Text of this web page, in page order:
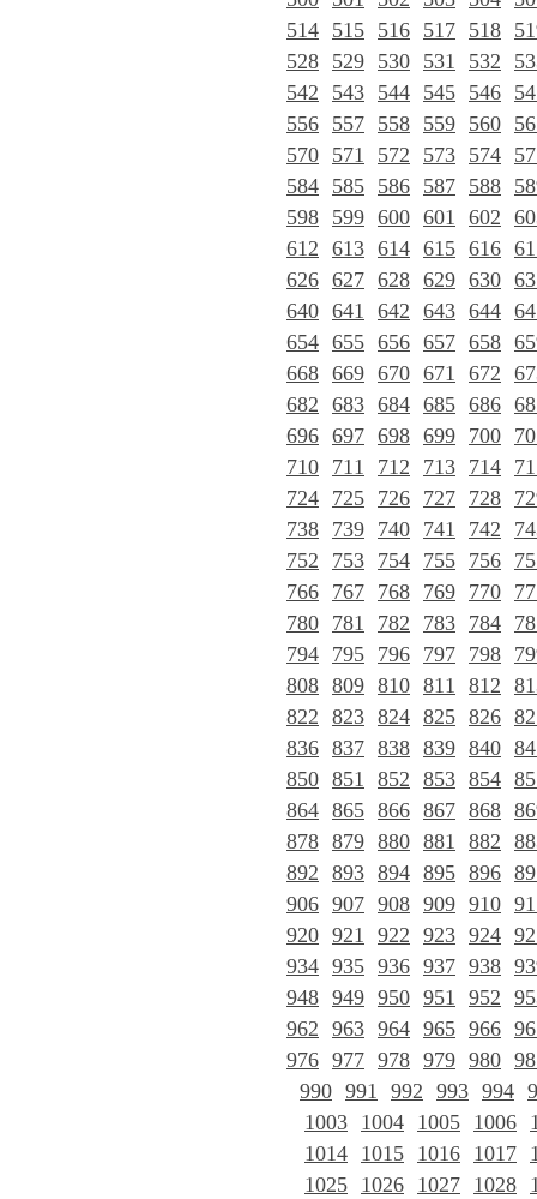
514 515 516 517 518
528 529 530 531 532
542
543 544 545 546
556 557 558 559 560
570 571 572 573 574
584 585 586 587 588
598 599 600 601 602
612 613 614 615 616
626 627 628 629 630
640 641 642 643 644
654 655 656 657 658
668 669 670 671 672
682 683 684 685 686
696 697 698 699 700
710 711 712 713 714
724 725 726 727 728
738 739 740 741 742
752
753 754 755 756
766 767 768 769 770
780 781 782 783 784
794 795 796 797 798
808 809 810 811 812
822 823 824 825 826
836 837 838 839 840
850 851 852 853 854
864 865 866 867 868
878 879 880 881 882
892 893 894 895 896
906 907 908 909 910
920 921 922 923 924
934 935 936 937 938
948 949 950 951 952
962 963 964 965 966
976 977 978 979 980
990 991 992 993 994
1003 1004 1005 1006
1014 1015 1016 1017
1025 1026 1027 1028